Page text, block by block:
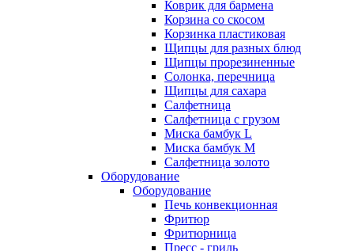
Коврик для бармена
Корзина со скосом
Корзинка пластиковая
Щипцы для разных блюд
Щипцы прорезиненные
Солонка, перечница
Щипцы для сахара
Салфетница
Салфетница с грузом
Миска бамбук L
Миска бамбук M
Салфетница золото
Оборудование
Оборудование
Печь конвекционная
Фритюр
Фритюрница
Пресс - гриль